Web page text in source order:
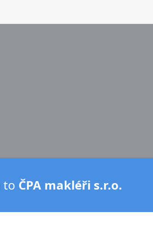
to ČPA makléři s.r.o.